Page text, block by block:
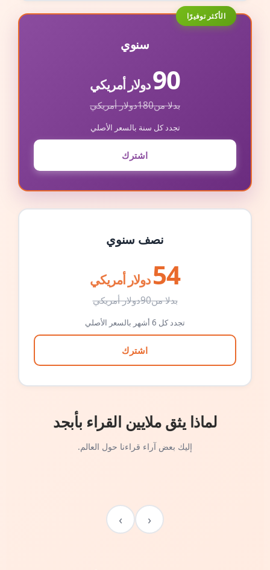
الأكثر توفيرًا
سنوي
90دولار أمريكي
بدلا من180دولار أمريكي
تجدد كل سنة بالسعر الأصلي
اشترك
نصف سنوي
54 دولار أمريكي
بدلا من90دولار أمريكي
تجدد كل 6 أشهر بالسعر الأصلي
اشترك
لماذا يثق ملايين القراء بأبجد
إليك بعض آراء قراءنا حول العالم.
‹
›